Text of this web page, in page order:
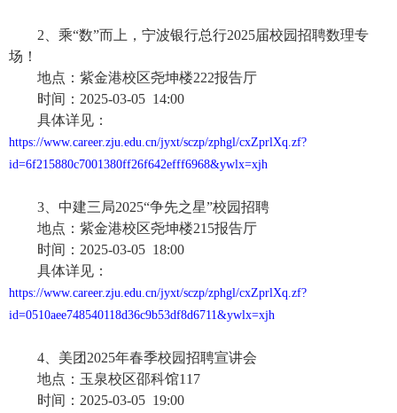
2、乘“数”而上，宁波银行总行2025届校园招聘数理专
场！
地点：紫金港校区尧坤楼222报告厅
时间： 2025-03-05 14:00
具体详见：
https://www.career.zju.edu.cn/jyxt/sczp/zphgl/cxZprlXq.zf?
id=6f215880c7001380ff26f642efff6968&ywlx=xjh
3、中建三局2025“争先之星”校园招聘
地点：紫金港校区尧坤楼215报告厅
时间： 2025-03-05 18:00
具体详见：
https://www.career.zju.edu.cn/jyxt/sczp/zphgl/cxZprlXq.zf?
id=0510aee748540118d36c9b53df8d6711&ywlx=xjh
4、美团2025年春季校园招聘宣讲会
地点：玉泉校区邵科馆117
时间： 2025-03-05 19:00